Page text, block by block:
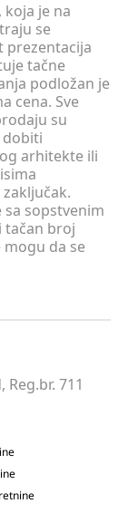
koja je na
se
prezentacija
tačne
podložan je
cena. Sve
su
dobiti
arhitekte ili
sa sopstvenim
tačan broj
da se
711